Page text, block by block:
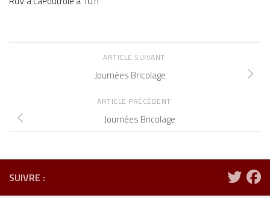
ARTICLE SUIVANT
Journées Bricolage
ARTICLE PRÉCÉDENT
Journées Bricolage
SUIVRE :